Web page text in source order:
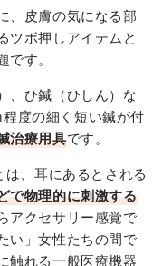
、皮膚の気になる部
ツボ押しアイテムと
す。
、ひ鍼（ひしん）な
度の細く短い鍼が付
治療用具です。
、耳にあるとされる
で物理的に刺激する
アクセサリー感覚で
い」女性たちの間で
触れる一般医療機器